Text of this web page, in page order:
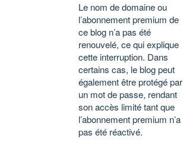
Le nom de domaine ou
l’abonnement premium de
ce blog n’a pas été
renouvelé, ce qui explique
cette interruption. Dans
certains cas, le blog peut
également être protégé par
un mot de passe, rendant
son accès limité tant que
l’abonnement premium n’a
pas été réactivé.